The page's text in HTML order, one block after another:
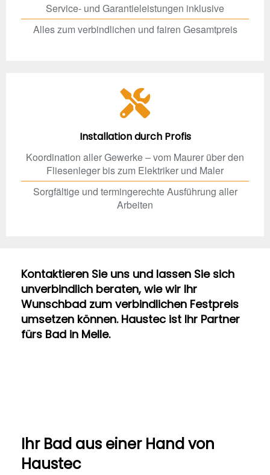
Service- und Garantieleistungen inklusive
Alles zum verbindlichen und fairen Gesamtpreis
Installation durch Profis
Koordination aller Gewerke – vom Maurer über den
Fliesenleger bis zum Elektriker und Maler
Sorgfältige und termingerechte Ausführung aller
Arbeiten
Kontaktieren Sie uns und lassen Sie sich
unverbindlich beraten, wie wir Ihr
Wunschbad zum verbindlichen Festpreis
umsetzen können. Haustec ist Ihr Partner
fürs Bad in Melle.
Ihr Bad aus einer Hand​ von
Haustec